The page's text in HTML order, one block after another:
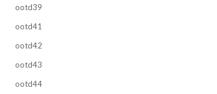
ootd39
ootd41
ootd42
ootd43
ootd44